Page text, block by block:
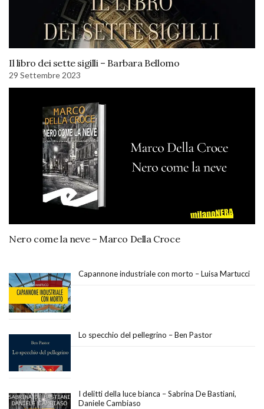
Il libro dei sette sigilli – Barbara Bellomo
29 Settembre 2023
Nero come la neve – Marco Della Croce
Capannone industriale con morto – Luisa Martucci
Lo specchio del pellegrino – Ben Pastor
I delitti della luce bianca – Sabrina De Bastiani,
Daniele Cambiaso